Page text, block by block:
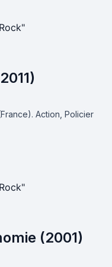
Action, Policier
(2001)